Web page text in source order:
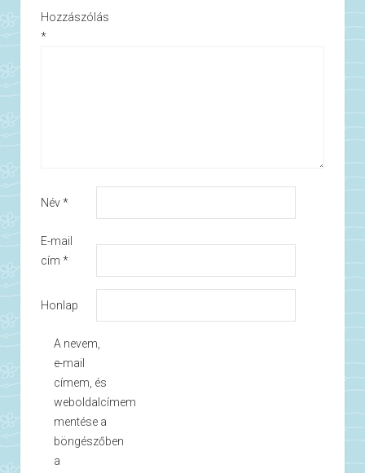
Hozzászólás
*
Név*
E-mail
cím *
Honlap
A nevem,
e-mail
címem, és
weboldalcímem
mentése a
böngészőben
a